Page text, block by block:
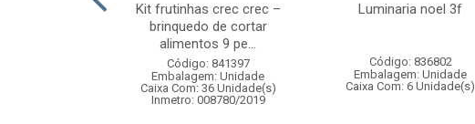
Kit frutinhas crec crec –
brinquedo de cortar
alimentos 9 pe...
Código: 841397
Embalagem: Unidade
Caixa Com: 36 Unidade(s)
Inmetro: 008780/2019
Luminaria noel 3f
Código: 836802
Embalagem: Unidade
Caixa Com: 6 Unidade(s)